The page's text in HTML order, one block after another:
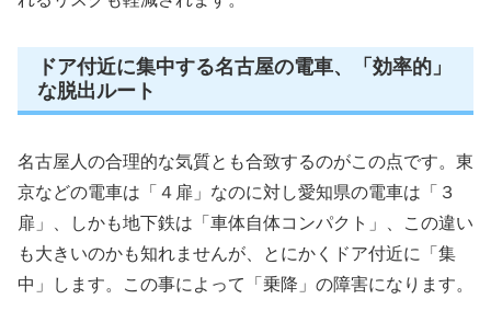
ドア付近に集中する名古屋の電車、「効率的」
な脱出ルート
名古屋人の合理的な気質とも合致するのがこの点です。東
京などの電車は「４扉」なのに対し愛知県の電車は「３
扉」、しかも地下鉄は「車体自体コンパクト」、この違い
も大きいのかも知れませんが、とにかくドア付近に「集
中」します。この事によって「乗降」の障害になります。